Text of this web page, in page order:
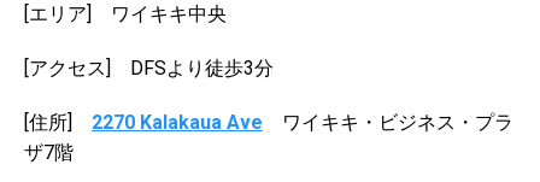
[エリア] ワイキキ中央
[アクセス] DFSより徒歩3分
[住所] 2270 Kalakaua Ave ワイキキ・ビジネス・プラ
ザ7階